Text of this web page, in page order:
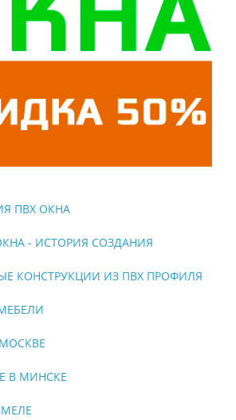
ПВХ ОКНА
- ИСТОРИЯ СОЗДАНИЯ
КОНСТРУКЦИИ ИЗ ПВХ ПРОФИЛЯ
В МИНСКЕ